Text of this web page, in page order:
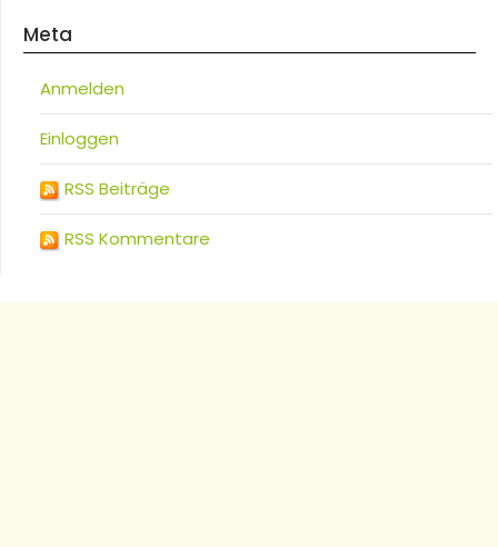
Meta
Anmelden
Einloggen
RSS Beiträge
RSS Kommentare